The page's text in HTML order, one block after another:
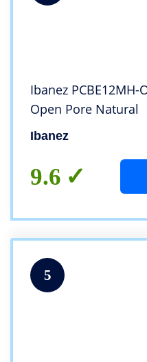
Ibanez
Open Pore Natural
Ibanez
9.6
5